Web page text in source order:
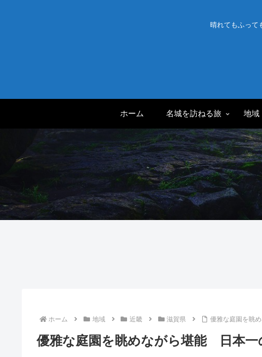
晴れてもふって
ホーム 名城を訪ねる旅 地域
ホーム 地域 近畿 滋賀県 優雅な庭園を眺
優雅な庭園を眺めながら堪能 日本一